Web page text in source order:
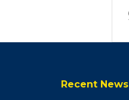
Recent News